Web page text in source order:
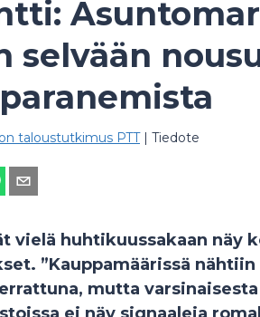
selvään
taloustutkimus PTT | Tiedote
vielä huhtikuussakaan näy
”Kauppamäärissä
mutta